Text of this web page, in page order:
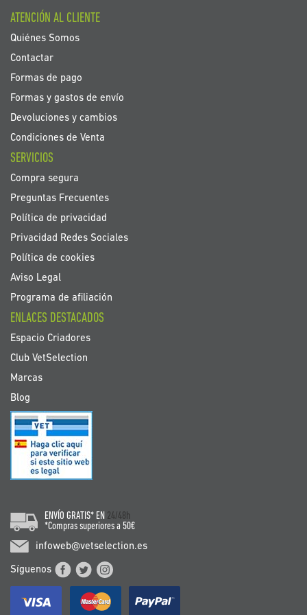
de
noticias:
ATENCIÓN AL CLIENTE
Quiénes Somos
Contactar
Formas de pago
Formas y gastos de envío
Devoluciones y cambios
Condiciones de Venta
SERVICIOS
Compra segura
Preguntas Frecuentes
Política de privacidad
Privacidad Redes Sociales
Política de cookies
Aviso Legal
Programa de afiliación
ENLACES DESTACADOS
Espacio Criadores
Club VetSelection
Marcas
Blog
ENVÍO GRATIS* EN 24/48h
*Compras superiores a 50€
infoweb@vetselection.es
Síguenos